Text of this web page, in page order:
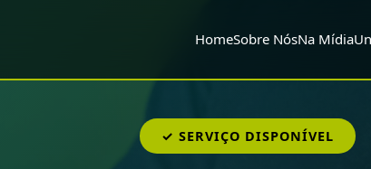
HomeSobre NósNa Mídia
✓ SERVIÇO DISPONÍVEL